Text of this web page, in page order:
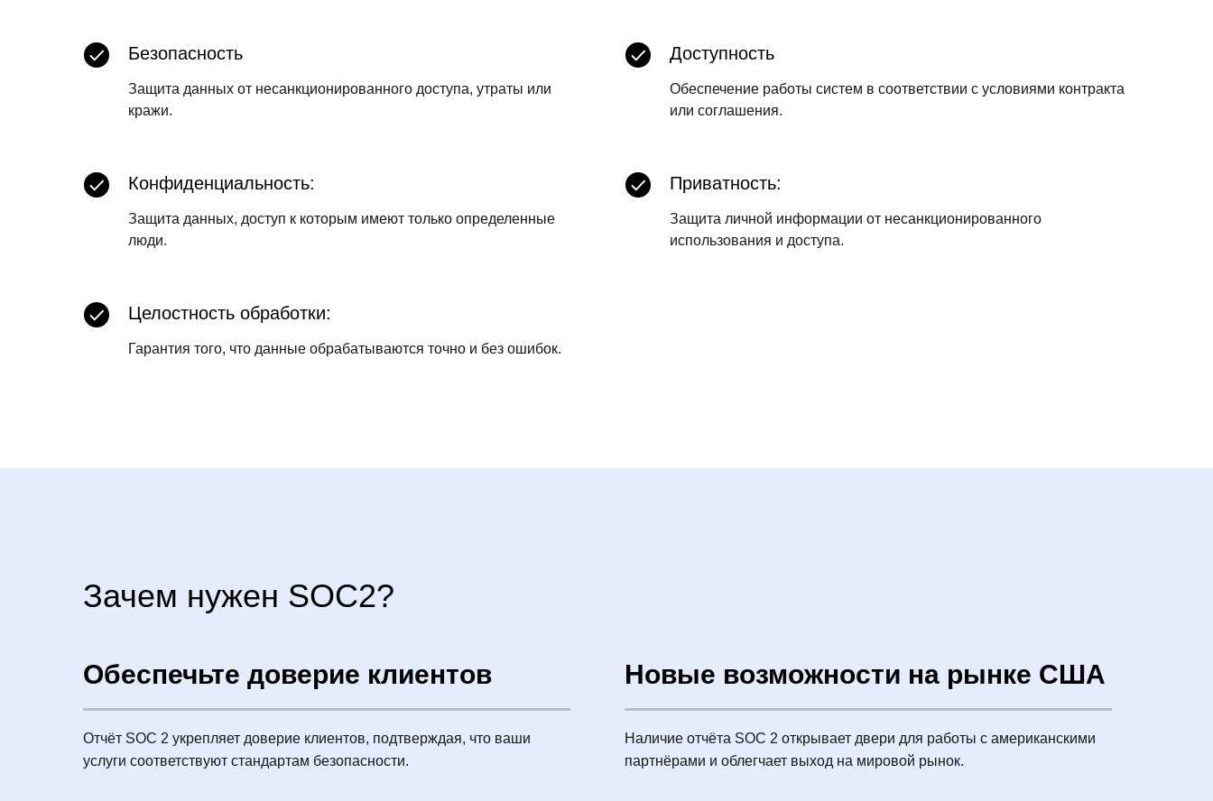
Безопасность
Защита данных от несанкционированного доступа, утраты или
кражи.
Доступность
Обеспечение работы систем в соответствии с условиями контракта
или соглашения.
Конфиденциальность:
Защита данных, доступ к которым имеют только определенные
люди.
Приватность:
Защита личной информации от несанкционированного
использования и доступа.
Целостность обработки:
Гарантия того, что данные обрабатываются точно и без ошибок.
Зачем нужен SOC2?
Обеспечьте доверие клиентов
Отчёт SOC 2 укрепляет доверие клиентов, подтверждая, что ваши
услуги соответствуют стандартам безопасности.
Новые возможности на рынке США
Наличие отчёта SOC 2 открывает двери для работы с американскими
партнёрами и облегчает выход на мировой рынок.